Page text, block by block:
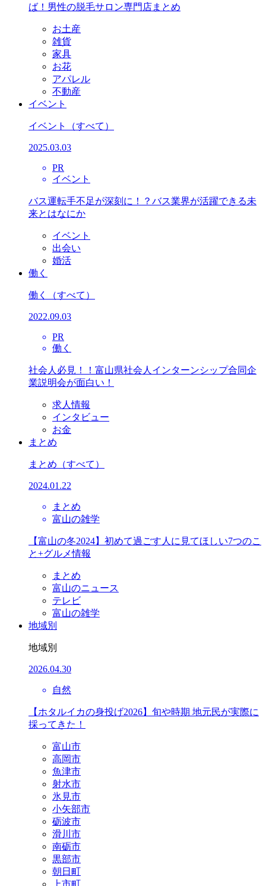
ば！男性の脱毛サロン専門店まとめ
お土産
雑貨
家具
お花
アパレル
不動産
イベント
イベント （すべて）
2025.03.03
PR
イベント
バス運転手不足が深刻に！？バス業界が活躍できる未
来とはなにか
イベント
出会い
婚活
働く
働く （すべて）
2022.09.03
PR
働く
社会人必見！！富山県社会人インターンシップ合同企
業説明会が面白い！
求人情報
インタビュー
お金
まとめ
まとめ （すべて）
2024.01.22
まとめ
富山の雑学
【富山の冬2024】初めて過ごす人に見てほしい7つのこ
と+グルメ情報
まとめ
富山のニュース
テレビ
富山の雑学
地域別
地域別
2026.04.30
自然
【ホタルイカの身投げ2026】旬や時期 地元民が実際に
採ってきた！
富山市
高岡市
魚津市
射水市
氷見市
小矢部市
砺波市
滑川市
南砺市
黒部市
朝日町
上市町